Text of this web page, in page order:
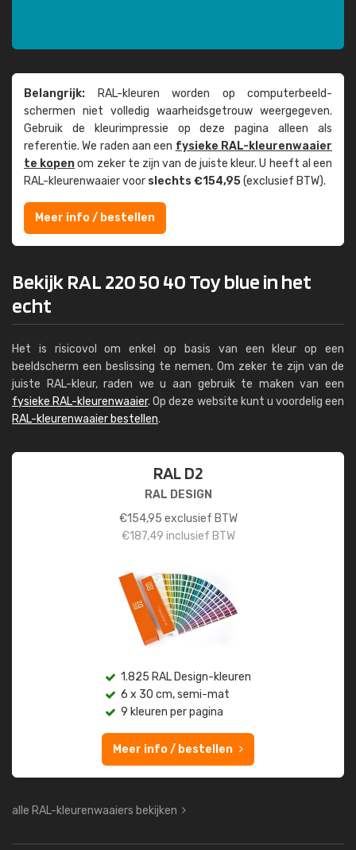
Belangrijk: RAL-kleuren worden op computer­beeld­
schermen niet volledig waarheids­­getrouw weer­gegeven.
Gebruik de kleur­impressie op deze pagina alleen als
referentie. We raden aan een fysieke RAL-kleuren­waaier
te kopenom zeker te zijn van de juiste kleur. U heeft al een
RAL-kleuren­waaier voor slechts €154,95(exclusief BTW).
Meer info / bestellen
Bekijk RAL 220 50 40 Toy blue in het
echt
Het is risicovol om enkel op basis van een kleur op een
beeldscherm een beslissing te nemen. Om zeker te zijn van de
juiste RAL-kleur, raden we u aan gebruik te maken van een
fysieke RAL-kleurenwaaier. Op deze website kunt u voordelig een
RAL-kleurenwaaier bestellen.
RAL D2
RAL DESIGN
€154,95 exclusief BTW
€187,49 inclusief BTW
1.825 RAL Design-kleuren
6 x 30 cm, semi-mat
9 kleuren per pagina
Meer info / bestellen
alle RAL-kleurenwaaiers bekijken